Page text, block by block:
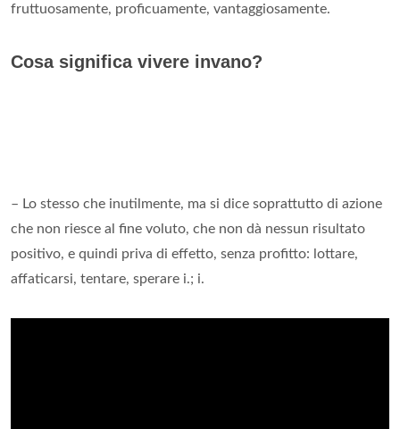
fruttuosamente, proficuamente, vantaggiosamente.
Cosa significa vivere invano?
– Lo stesso che inutilmente, ma si dice soprattutto di azione
che non riesce al fine voluto, che non dà nessun risultato
positivo, e quindi priva di effetto, senza profitto: lottare,
affaticarsi, tentare, sperare i.; i.